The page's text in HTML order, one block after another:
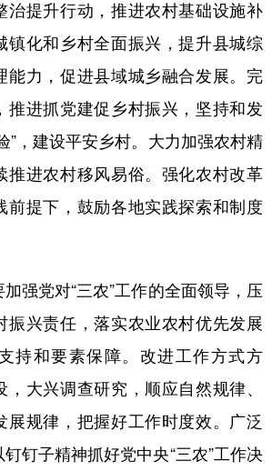
治提升行动，推进农村基础设施补
镇化和乡村全面振兴，提升县城综
能力，促进县域城乡融合发展。完
推进抓党建促乡村振兴，坚持和发
”，建设平安乡村。大力加强农村精
推进农村移风易俗。强化农村改革
前提下，鼓励各地实践探索和制度
党对“三农”工作的全面领导，压
振兴责任，落实农业农村优先发展
持和要素保障。改进工作方式方
，大兴调查研究，顺应自然规律、
展规律，把握好工作时度效。广泛
钉子精神抓好党中央“三农”工作决